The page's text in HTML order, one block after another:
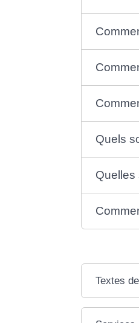
Quels
Quelles
Textes